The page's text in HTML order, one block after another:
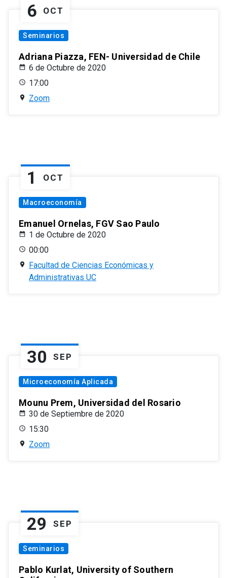
6 OCT
Seminarios
Adriana Piazza, FEN- Universidad de Chile
6 de Octubre de 2020
17:00
Zoom
1 OCT
Macroeconomía
Emanuel Ornelas, FGV Sao Paulo
1 de Octubre de 2020
00:00
Facultad de Ciencias Económicas y
Administrativas UC
30 SEP
Microeconomía Aplicada
Mounu Prem, Universidad del Rosario
30 de Septiembre de 2020
15:30
Zoom
29 SEP
Seminarios
Pablo Kurlat, University of Southern